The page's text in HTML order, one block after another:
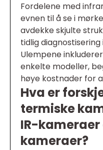
Fordelene med
evnen til å se i
avdekke skjulte
tidlig diagnostisering
Ulempene
enkelte modeller,
høye kostnader for
Hva er
termiske
IR-kameraer
kameraer?